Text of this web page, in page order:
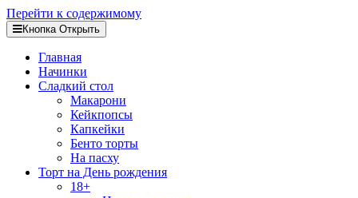
Перейти к содержимому
Кнопка Открыть
Главная
Начинки
Сладкий стол
Макарони
Кейкпопсы
Капкейки
Бенто торты
На пасху
Торт на День рождения
18+